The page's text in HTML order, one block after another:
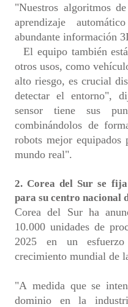
"Nuestros algoritmos
aprendizaje
abundante información
El equipo también
otros usos, como
alto riesgo, es crucial
detectar el entorno",
sensor tiene sus
combinándolos de
robots mejor equipados
mundo real".
2. Corea del Sur se
para su centro nacional
Corea del Sur ha
10.000 unidades de
2025 en un
crecimiento mundial de
"A medida que se
dominio en la